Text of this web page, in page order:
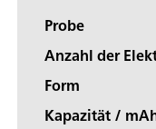
Probe
Anzahl der
Form
Kapazität /